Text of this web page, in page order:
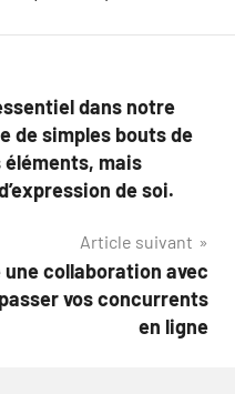
dans notre
de simples bouts de
mais
de soi.
Article suivant
collaboration avec
vos concurrents
en ligne